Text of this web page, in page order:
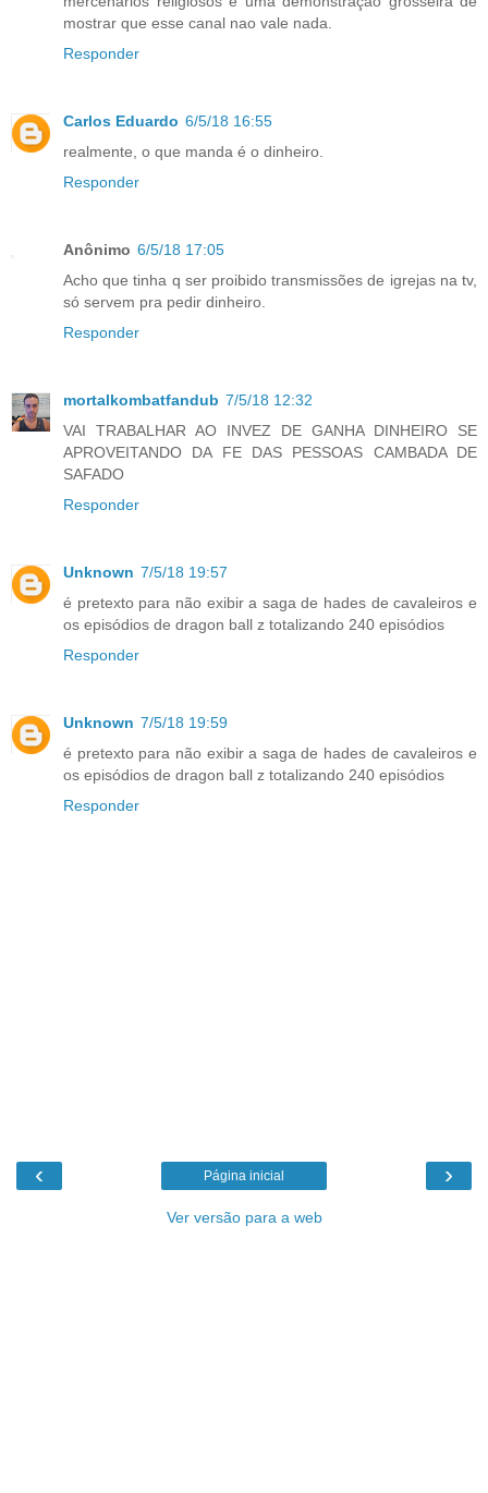
mostrar que esse canal nao vale nada.
Responder
Carlos Eduardo 6/5/18 16:55
realmente, o que manda é o dinheiro.
Responder
Anônimo 6/5/18 17:05
Acho que tinha q ser proibido transmissões de igrejas na tv,
só servem pra pedir dinheiro.
Responder
mortalkombatfandub 7/5/18 12:32
VAI TRABALHAR AO INVEZ DE GANHA DINHEIRO SE
APROVEITANDO DA FE DAS PESSOAS CAMBADA DE
SAFADO
Responder
Unknown 7/5/18 19:57
é pretexto para não exibir a saga de hades de cavaleiros e
os episódios de dragon ball z totalizando 240 episódios
Responder
Unknown 7/5/18 19:59
é pretexto para não exibir a saga de hades de cavaleiros e
os episódios de dragon ball z totalizando 240 episódios
Responder
‹ ›
Página inicial
Ver versão para a web